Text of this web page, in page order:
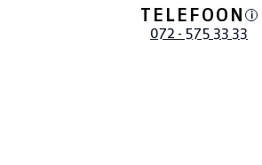
TELEFOON i
072 - 575 33 33